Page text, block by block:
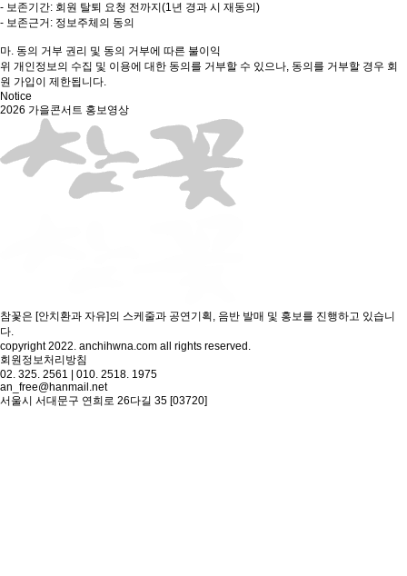
- 보존기간: 회원 탈퇴 요청 전까지(1년 경과 시 재동의)
- 보존근거: 정보주체의 동의
마. 동의 거부 권리 및 동의 거부에 따른 불이익
위 개인정보의 수집 및 이용에 대한 동의를 거부할 수 있으나, 동의를 거부할 경우 회
원 가입이 제한됩니다.
Notice
2026 가을콘서트 홍보영상
참꽃은 [안치환과 자유]의 스케줄과 공연기획, 음반 발매 및 홍보를 진행하고 있습니
다.
copyright 2022. anchihwna.com all rights reserved.
회원정보처리방침
02. 325. 2561 | 010. 2518. 1975
an_free@hanmail.net
서울시 서대문구 연희로 26다길 35 [03720]